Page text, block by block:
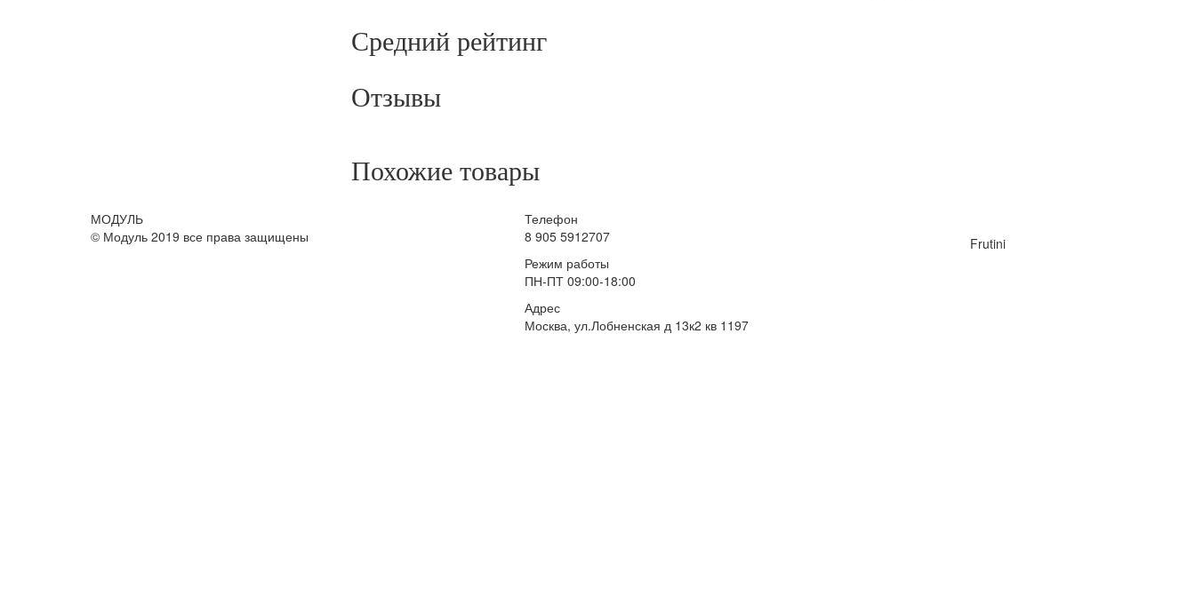
Средний рейтинг
Отзывы
Похожие товары
МОДУЛЬ
© Модуль 2019 все права защищены
Телефон
8 905 5912707
Режим работы
ПН-ПТ 09:00-18:00
Адрес
Москва, ул.Лобненская д 13к2 кв 1197
Frutini